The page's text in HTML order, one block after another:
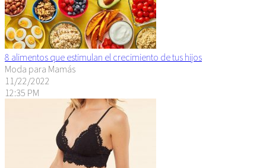
8 alimentos que estimulan el crecimiento de tus hijos
Moda para Mamás
11/22/2022
12:35 PM